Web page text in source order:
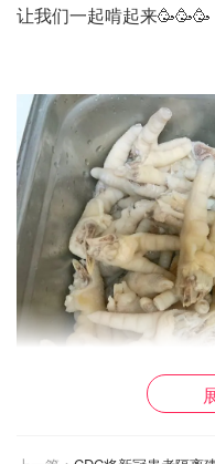
让我们一起啃起来🥳🥳🥳